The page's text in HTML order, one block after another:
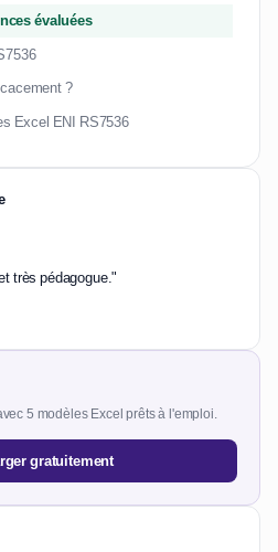
évaluées
?
Excel ENI RS7536
très pédagogue."
5 modèles Excel prêts à l'emploi.
gratuitement